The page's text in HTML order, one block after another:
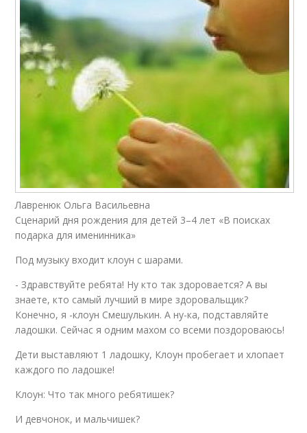
Лавренюк Ольга Васильевна
Сценарий дня рождения для детей 3–4 лет «В поисках
подарка для именинника»
Под музыку входит клоун с шарами.
- Здравствуйте ребята! Ну кто так здоровается? А вы
знаете, кто самый лучший в мире здоровальщик?
Конечно, я -клоун Смешулькин. А ну-ка, подставляйте
ладошки. Сейчас я одним махом со всеми поздороваюсь!
Дети выставляют 1 ладошку, Клоун пробегает и хлопает
каждого по ладошке!
Клоун: Что так много ребятишек?
И девчонок, и мальчишек?